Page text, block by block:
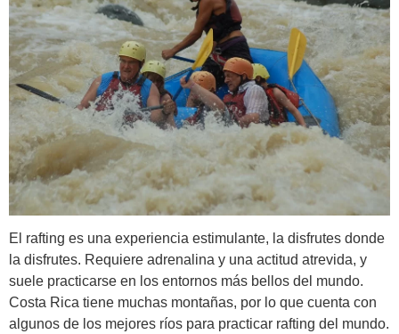
El rafting es una experiencia estimulante, la disfrutes donde
la disfrutes. Requiere adrenalina y una actitud atrevida, y
suele practicarse en los entornos más bellos del mundo.
Costa Rica tiene muchas montañas, por lo que cuenta con
algunos de los mejores ríos para practicar rafting del mundo.